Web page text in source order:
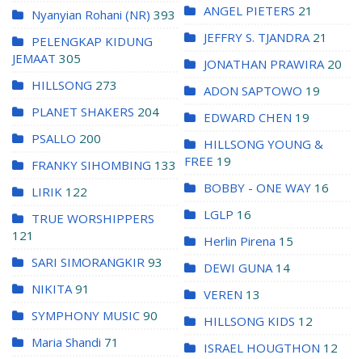
Nyanyian Rohani (NR) 393
PELENGKAP KIDUNG
JEMAAT 305
HILLSONG 273
PLANET SHAKERS 204
PSALLO 200
FRANKY SIHOMBING 133
LIRIK 122
TRUE WORSHIPPERS
121
SARI SIMORANGKIR 93
NIKITA 91
SYMPHONY MUSIC 90
Maria Shandi 71
ANGEL PIETERS 21
JEFFRY S. TJANDRA 21
JONATHAN PRAWIRA 20
ADON SAPTOWO 19
EDWARD CHEN 19
HILLSONG YOUNG &
FREE 19
BOBBY - ONE WAY 16
LGLP 16
Herlin Pirena 15
DEWI GUNA 14
VEREN 13
HILLSONG KIDS 12
ISRAEL HOUGTHON 12